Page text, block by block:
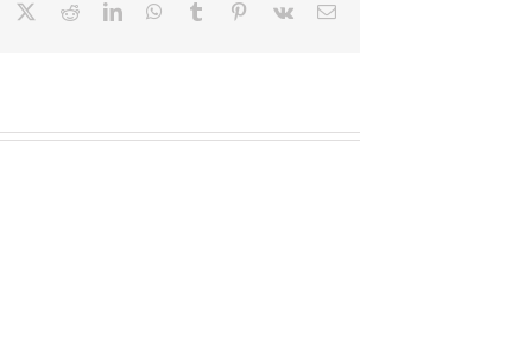
Facebook RedditLinkedInWhatsApp
Tumblr Pinterest
Vk Email